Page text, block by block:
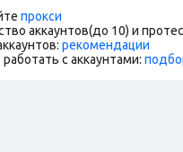
прокси
аккаунтов(до 10) и
рекомендации
с аккаунтами: